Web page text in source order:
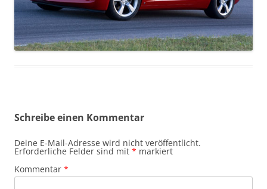
Schreibe einen Kommentar
Deine E-Mail-Adresse wird nicht veröffentlicht.
Erforderliche Felder sind mit * markiert
Kommentar *